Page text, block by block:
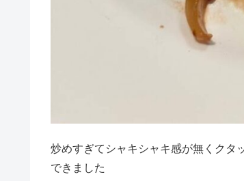
炒めすぎてシャキシャキ感が無くク
できました